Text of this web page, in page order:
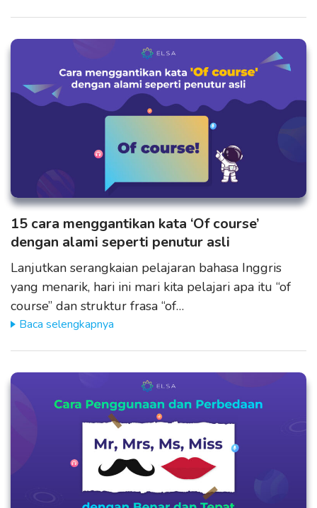
15 cara menggantikan kata ‘Of course’
dengan alami seperti penutur asli
Lanjutkan serangkaian pelajaran bahasa Inggris
yang menarik, hari ini mari kita pelajari apa itu “of
course” dan struktur frasa “of…
Baca selengkapnya